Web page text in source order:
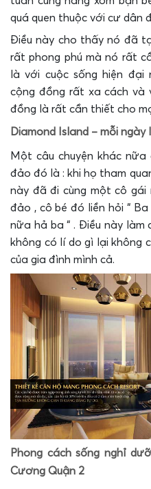
quá quen thuộc với cư dân
Điều này cho thấy nó đã
rất phong phú mà nó rất
là với cuộc sống hiện
cộng đồng rất xa cách và
đồng là rất cần thiết cho
Diamond Island – mỗi
Một câu chuyện khác
đảo đó là : khi họ tham
này đã đi cùng một cô
đảo , cô bé đó liền hỏi “
nữa hả ba “ . Điều này làm
không có lí do gì lại không
của gia đình mình cả.
Phong cách sống nghỉ
Cương Quận 2